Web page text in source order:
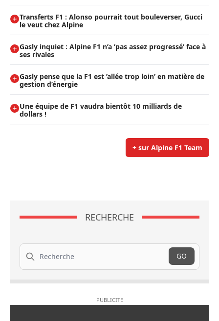
Transferts F1 : Alonso pourrait tout bouleverser, Gucci
le veut chez Alpine
Gasly inquiet : Alpine F1 n’a ’pas assez progressé’ face à
ses rivales
Gasly pense que la F1 est ’allée trop loin’ en matière de
gestion d’énergie
Une équipe de F1 vaudra bientôt 10 milliards de
dollars !
+ sur Alpine F1 Team
RECHERCHE
Recherche
GO